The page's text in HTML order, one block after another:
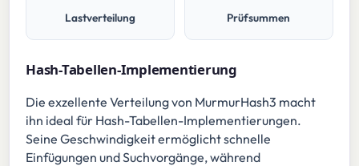
Lastverteilung Prüfsummen
Hash-Tabellen-Implementierung
Die exzellente Verteilung von MurmurHash3 macht
ihn ideal für Hash-Tabellen-Implementierungen.
Seine Geschwindigkeit ermöglicht schnelle
Einfügungen und Suchvorgänge, während